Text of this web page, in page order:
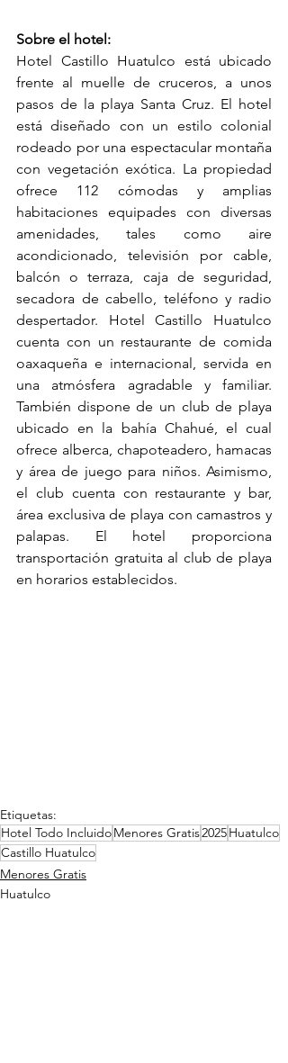
Sobre el hotel:
Hotel Castillo Huatulco está ubicado
frente al muelle de cruceros, a unos
pasos de la playa Santa Cruz. El hotel
está diseñado con un estilo colonial
rodeado por una espectacular montaña
con vegetación exótica. La propiedad
ofrece 112 cómodas y amplias
habitaciones equipades con diversas
amenidades, tales como aire
acondicionado, televisión por cable,
balcón o terraza, caja de seguridad,
secadora de cabello, teléfono y radio
despertador. Hotel Castillo Huatulco
cuenta con un restaurante de comida
oaxaqueña e internacional, servida en
una atmósfera agradable y familiar.
También dispone de un club de playa
ubicado en la bahía Chahué, el cual
ofrece alberca, chapoteadero, hamacas
y área de juego para niños. Asimismo,
el club cuenta con restaurante y bar,
área exclusiva de playa con camastros y
palapas. El hotel proporciona
transportación gratuita al club de playa
en horarios establecidos.
Etiquetas:
Hotel Todo IncluidoMenores Gratis2025Huatulco
Castillo Huatulco
Menores Gratis
Huatulco